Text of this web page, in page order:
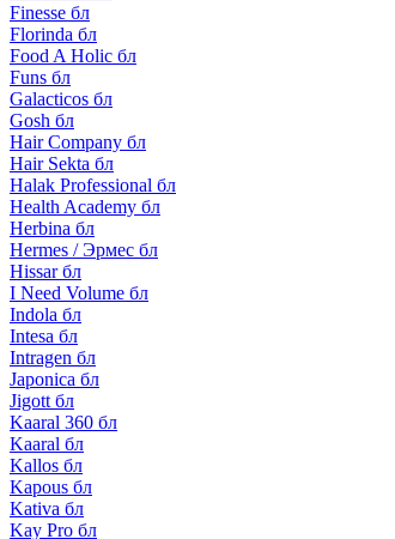
Finesse бл
Florinda бл
Food A Holic бл
Funs бл
Galacticos бл
Gosh бл
Hair Company бл
Hair Sekta бл
Halak Professional бл
Health Academy бл
Herbina бл
Hermes / Эрмес бл
Hissar бл
I Need Volume бл
Indola бл
Intesa бл
Intragen бл
Japonica бл
Jigott бл
Kaaral 360 бл
Kaaral бл
Kallos бл
Kapous бл
Kativa бл
Kay Pro бл